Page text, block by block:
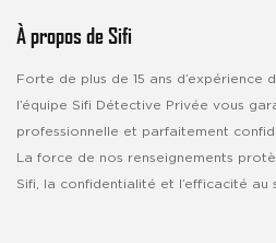
À propos de Sifi
Forte de plus de 15 ans d’expérience
l’équipe Sifi Détective Privée vous
professionnelle et parfaitement
La force de nos renseignements
Sifi, la confidentialité et l’efficacité au